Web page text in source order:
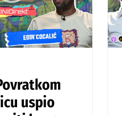
uspio